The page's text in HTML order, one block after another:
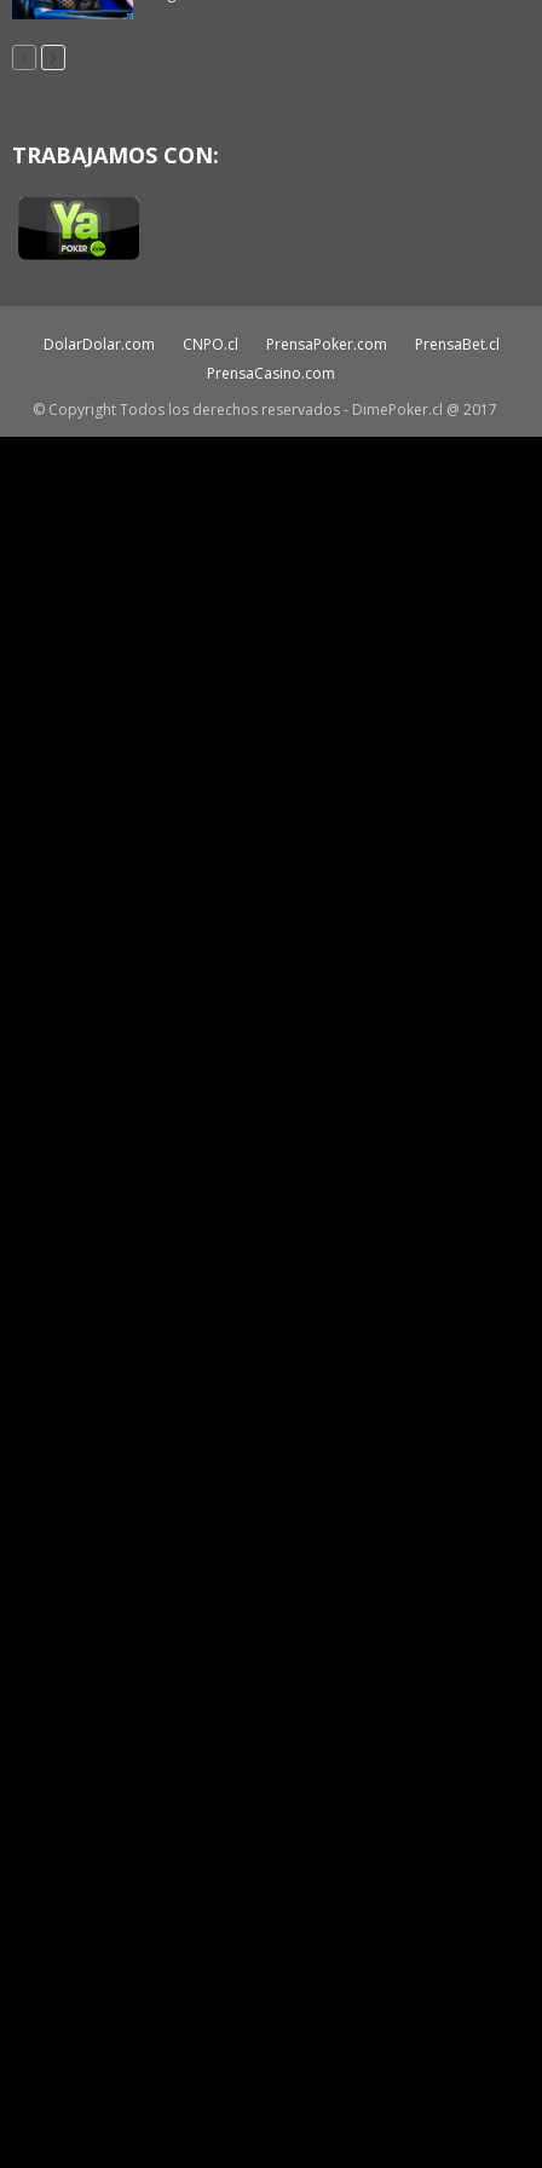
TRABAJAMOS CON:
DolarDolar.com CNPO.cl PrensaPoker.com
PrensaBet.cl
PrensaCasino.com
© Copyright Todos los derechos reservados - DimePoker.cl @ 2017